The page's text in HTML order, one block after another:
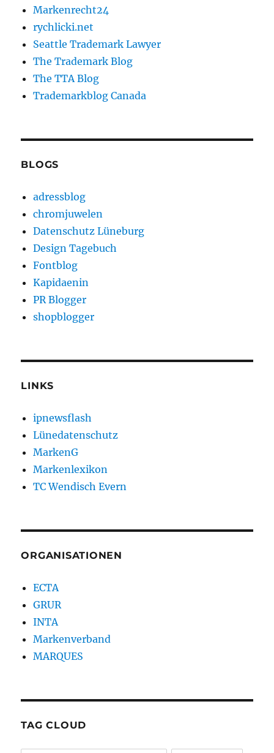
Markenrecht24
rychlicki.net
Seattle Trademark Lawyer
The Trademark Blog
The TTA Blog
Trademarkblog Canada
BLOGS
adressblog
chromjuwelen
Datenschutz Lüneburg
Design Tagebuch
Fontblog
Kapidaenin
PR Blogger
shopblogger
LINKS
ipnewsflash
Lünedatenschutz
MarkenG
Markenlexikon
TC Wendisch Evern
ORGANISATIONEN
ECTA
GRUR
INTA
Markenverband
MARQUES
TAG CLOUD